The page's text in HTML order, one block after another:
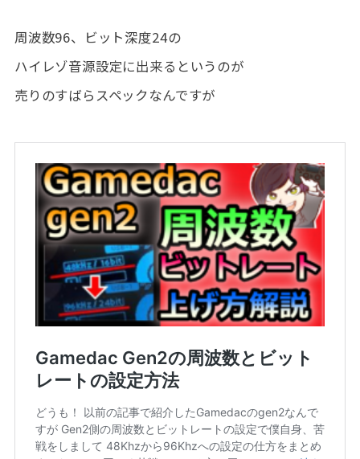
周波数96、ビット深度24の
ハイレゾ音源設定に出来るというのが
売りのすばらスペックなんですが